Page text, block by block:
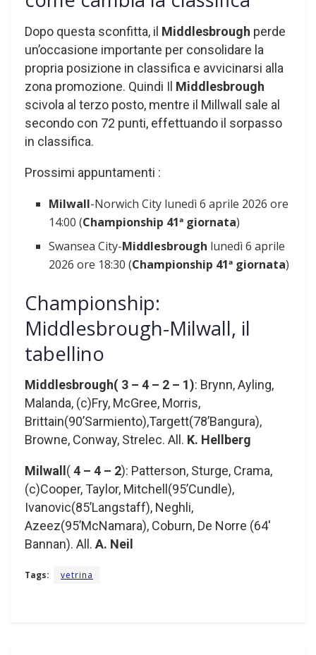
Dopo questa sconfitta, il Middlesbrough perde
un’occasione importante per consolidare la
propria posizione in classifica e avvicinarsi alla
zona promozione. Quindi Il Middlesbrough
scivola al terzo posto, mentre il Millwall sale al
secondo con 72 punti, effettuando il sorpasso
in classifica.
Prossimi appuntamenti :
Milwall-Norwich City lunedì 6 aprile 2026 ore
14:00 (Championship 41ª giornata)
Swansea City-Middlesbrough lunedì 6 aprile
2026 ore 18:30 (Championship 41ª giornata)
Championship:
Middlesbrough-Milwall, il
tabellino
Middlesbrough( 3 – 4 – 2 – 1): Brynn, Ayling,
Malanda, (c)Fry, McGree, Morris,
Brittain(90’Sarmiento),Targett(78’Bangura),
Browne, Conway, Strelec. All. K. Hellberg
Milwall (4 – 4 – 2): Patterson, Sturge, Crama,
(c)Cooper, Taylor, Mitchell(95’Cundle),
Ivanovic(85’Langstaff), Neghli,
Azeez(95’McNamara), Coburn, De Norre (64′
Bannan). All. A. Neil
Tags: vetrina